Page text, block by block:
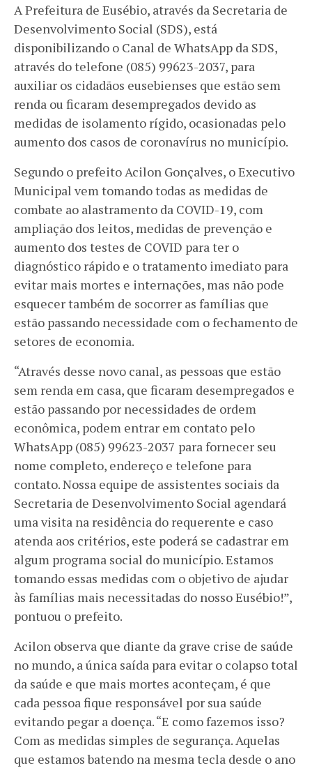
A Prefeitura de Eusébio, através da Secretaria de
Desenvolvimento Social (SDS), está
disponibilizando o Canal de WhatsApp da SDS,
através do telefone (085) 99623-2037, para
auxiliar os cidadãos eusebienses que estão sem
renda ou ficaram desempregados devido as
medidas de isolamento rígido, ocasionadas pelo
aumento dos casos de coronavírus no município.
Segundo o prefeito Acilon Gonçalves, o Executivo
Municipal vem tomando todas as medidas de
combate ao alastramento da COVID-19, com
ampliação dos leitos, medidas de prevenção e
aumento dos testes de COVID para ter o
diagnóstico rápido e o tratamento imediato para
evitar mais mortes e internações, mas não pode
esquecer também de socorrer as famílias que
estão passando necessidade com o fechamento de
setores de economia.
“Através desse novo canal, as pessoas que estão
sem renda em casa, que ficaram desempregados e
estão passando por necessidades de ordem
econômica, podem entrar em contato pelo
WhatsApp (085) 99623-2037 para fornecer seu
nome completo, endereço e telefone para
contato. Nossa equipe de assistentes sociais da
Secretaria de Desenvolvimento Social agendará
uma visita na residência do requerente e caso
atenda aos critérios, este poderá se cadastrar em
algum programa social do município. Estamos
tomando essas medidas com o objetivo de ajudar
às famílias mais necessitadas do nosso Eusébio!”,
pontuou o prefeito.
Acilon observa que diante da grave crise de saúde
no mundo, a única saída para evitar o colapso total
da saúde e que mais mortes aconteçam, é que
cada pessoa fique responsável por sua saúde
evitando pegar a doença. “E como fazemos isso?
Com as medidas simples de segurança. Aquelas
que estamos batendo na mesma tecla desde o ano